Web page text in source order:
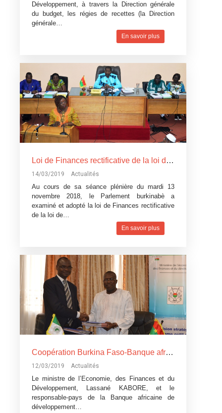
Développement, à travers la Direction générale
du budget, les régies de recettes (la Direction
générale…
En savoir plus
Loi de Finances rectificative de la loi de Finances pour l’exécution du budget 2018: Un réajustement pour tenir compte du contexte difficile
14/03/2019 Actualités
Au cours de sa séance plénière du mardi 13
novembre 2018, le Parlement burkinabè a
examiné et adopté la loi de Finances rectificative
de la loi de…
En savoir plus
Coopération Burkina Faso-Banque africaine de développement: La Banque africaine de développement accorde trois
12/03/2019 Actualités
Le ministre de l’Economie, des Finances et du
Développement, Lassané KABORE, et le
responsable-pays de la Banque africaine de
développement…